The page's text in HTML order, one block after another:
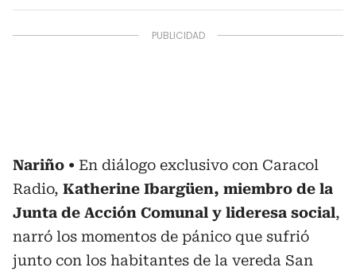
Nariño
En diálogo exclusivo con Caracol
Radio, Katherine Ibargüen, miembro de la
Junta de Acción Comunal y lideresa social,
narró los momentos de pánico que sufrió
junto con los habitantes de la vereda San